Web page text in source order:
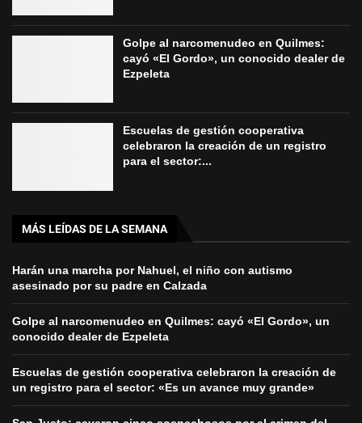
Golpe al narcomenudeo en Quilmes:
cayó «El Gordo», un conocido dealer de
Ezpeleta
Escuelas de gestión cooperativa
celebraron la creación de un registro
para el sector:...
MÁS LEÍDAS DE LA SEMANA
Harán una marcha por Nahuel, el niño con autismo
asesinado por su padre en Calzada
Golpe al narcomenudeo en Quilmes: cayó «El Gordo», un
conocido dealer de Ezpeleta
Escuelas de gestión cooperativa celebraron la creación de
un registro para el sector: «Es un avance muy grande»